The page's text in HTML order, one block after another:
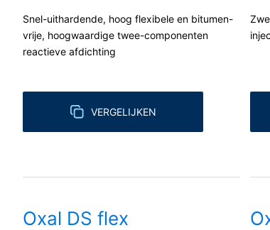
Snel-uithardende, hoog flexibele en bitumen-
vrije, hoogwaardige twee-componenten
reactieve afdichting
VERGELIJKEN
Oxal DS flex
aan een andere
Recht op informatie,
Conform Art. 15 AVG heeft